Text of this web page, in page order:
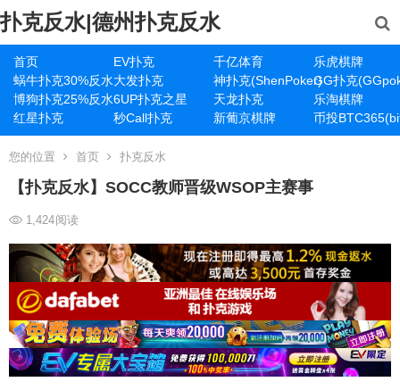
扑克反水|德州扑克反水
首页 EV扑克 千亿体育
乐虎棋牌
蜗牛扑克30%反水大发扑克 神扑克(ShenPoker)GG扑克
博狗扑克25%反水6UP扑克之星 天龙扑克
乐淘棋牌
红星扑克
秒Call扑克 新葡京棋牌 币投
您的位置 首页 扑克反水
【扑克反水】SOCC教师晋级WSOP主赛事
1,424阅读